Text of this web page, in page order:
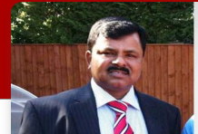
ইফতেখার আহমদ
মঙ্গলবার দুপুরে
প্রমাণ জেরা শেষে
হওয়ায় খালাস দেন